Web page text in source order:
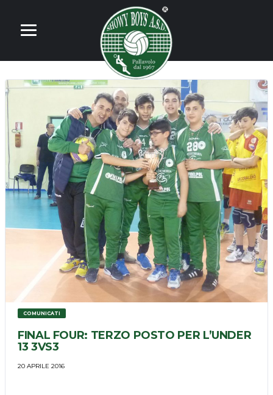
COMUNICATI
FINAL FOUR: TERZO POSTO PER L’UNDER
13 3VS3
20 APRILE 2016